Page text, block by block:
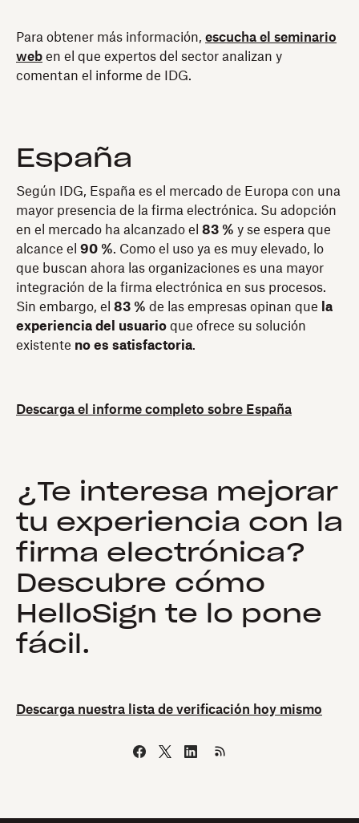
Para obtener más información, escucha el seminario
web en el que expertos del sector analizan y
comentan el informe de IDG.
España
Según IDG, España es el mercado de Europa con una
mayor presencia de la firma electrónica. Su adopción
en el mercado ha alcanzado el 83 % y se espera que
alcance el 90 %. Como el uso ya es muy elevado, lo
que buscan ahora las organizaciones es una mayor
integración de la firma electrónica en sus procesos.
Sin embargo, el 83 % de las empresas opinan que
la
experiencia del usuario que ofrece su solución
existente no es satisfactoria.
Descarga el informe completo sobre España
¿Te interesa mejorar
tu experiencia con la
firma electrónica?
Descubre cómo
HelloSign te lo pone
fácil.
Descarga nuestra lista de verificación hoy mismo